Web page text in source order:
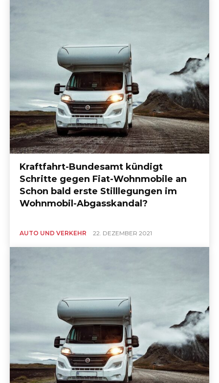
Kraftfahrt-Bundesamt kündigt
Schritte gegen Fiat-Wohnmobile an
Schon bald erste Stilllegungen im
Wohnmobil-Abgasskandal?
AUTO UND VERKEHR 22. DEZEMBER 2021